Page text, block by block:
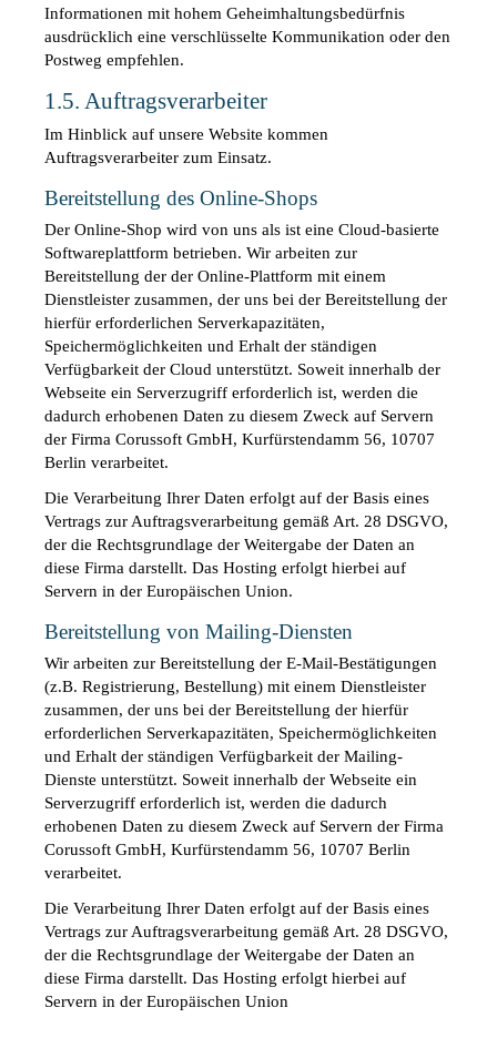
Informationen mit hohem Geheimhaltungsbedürfnis
ausdrücklich eine verschlüsselte Kommunikation oder den
Postweg empfehlen.
1.5. Auftragsverarbeiter
Im Hinblick auf unsere Website kommen
Auftragsverarbeiter zum Einsatz.
Bereitstellung des Online-Shops
Der Online-Shop wird von uns als ist eine Cloud-basierte
Softwareplattform betrieben. Wir arbeiten zur
Bereitstellung der der Online-Plattform mit einem
Dienstleister zusammen, der uns bei der Bereitstellung der
hierfür erforderlichen Serverkapazitäten,
Speichermöglichkeiten und Erhalt der ständigen
Verfügbarkeit der Cloud unterstützt. Soweit innerhalb der
Webseite ein Serverzugriff erforderlich ist, werden die
dadurch erhobenen Daten zu diesem Zweck auf Servern
der Firma Corussoft GmbH, Kurfürstendamm 56, 10707
Berlin verarbeitet.
Die Verarbeitung Ihrer Daten erfolgt auf der Basis eines
Vertrags zur Auftragsverarbeitung gemäß Art. 28 DSGVO,
der die Rechtsgrundlage der Weitergabe der Daten an
diese Firma darstellt. Das Hosting erfolgt hierbei auf
Servern in der Europäischen Union.
Bereitstellung von Mailing-Diensten
Wir arbeiten zur Bereitstellung der E-Mail-Bestätigungen
(z.B. Registrierung, Bestellung) mit einem Dienstleister
zusammen, der uns bei der Bereitstellung der hierfür
erforderlichen Serverkapazitäten, Speichermöglichkeiten
und Erhalt der ständigen Verfügbarkeit der Mailing-
Dienste unterstützt. Soweit innerhalb der Webseite ein
Serverzugriff erforderlich ist, werden die dadurch
erhobenen Daten zu diesem Zweck auf Servern der Firma
Corussoft GmbH, Kurfürstendamm 56, 10707 Berlin
verarbeitet.
Die Verarbeitung Ihrer Daten erfolgt auf der Basis eines
Vertrags zur Auftragsverarbeitung gemäß Art. 28 DSGVO,
der die Rechtsgrundlage der Weitergabe der Daten an
diese Firma darstellt. Das Hosting erfolgt hierbei auf
Servern in der Europäischen Union